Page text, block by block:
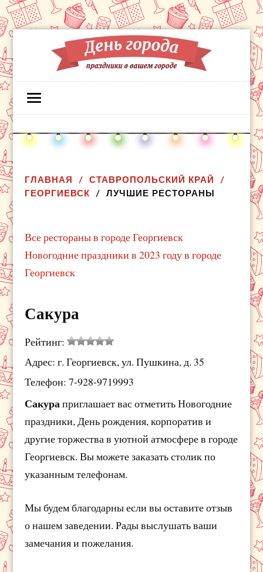
ГЛАВНАЯ
СТАВРОПОЛЬСКИЙ КРАЙ
ГЕОРГИЕВСК
ЛУЧШИЕ РЕСТОРАНЫ
Все рестораны в городе Георгиевск
Новогодние праздники в 2023 году в городе
Георгиевск
Сакура
Рейтинг:
Адрес: г. Георгиевск, ул. Пушкина, д. 35
Телефон: 7-928-9719993
Сакураприглашает вас отметить Новогодние
праздники, День рождения, корпоратив и
другие торжества в уютной атмосфере в городе
Георгиевск. Вы можете заказать столик по
указанным телефонам.
Мы будем благодарны если вы оставите отзыв
о нашем заведении. Рады выслушать ваши
замечания и пожелания.